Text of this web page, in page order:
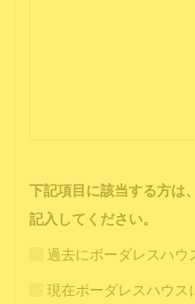
下記項目に該当する方は
記入してください。
過去にボーダレスハウ
現在ボーダレスハウス